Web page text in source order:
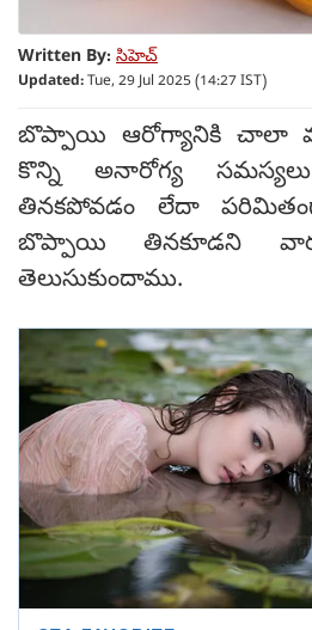
Written By: సిహెచ్
Updated:Tue, 29 Jul 2025 (14:27 IST)
బొప్పాయి ఆరోగ్యానికి చాలా
కొన్ని అనారోగ్య
తినకపోవడం లేదా
బొప్పాయి తినకూడని
తెలుసుకుందాము.